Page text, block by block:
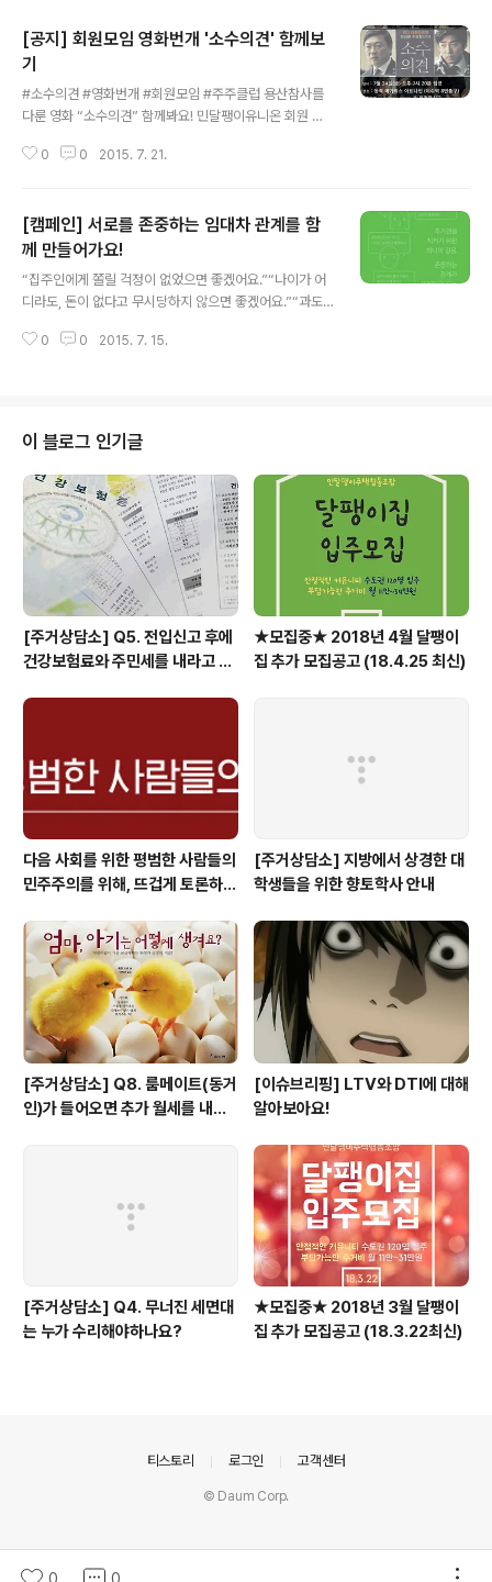
[공지] 회원모임 영화번개 '소수의견' 함께보
기
#소수의견 #영화번개 #회원모임 #주주클럽 용산참사를
다룬 영화 “소수의견” 함께봐요! 민달팽이유니온 회원 소
화번개를 열려고 합니다. 이번주 금요일 7시 이수역 메가
하나의 약속’ 그리고 11월 청년유니온, 복지국가청년네트
워크, 토닥토닥협동조합과 함께 본 ‘카트’에 이어 용산참사
를 다룬 ‘소수의견’을 함께 보려고 해요. 무엇보다 이번 모
임은 이제 2달여를 맞게된 민달팽이유니온 회원 소모임
‘주주클럽’이 함께 기획한 모임으로 금요일에 함께모여 회
원소모임 회원,조합원 분들과 만남의 자리를 가져도 좋을
0 0 2015. 7. 21.
[캠페인] 서로를 존중하는 임대차 관계를 함
께 만들어가요!
“집주인에게 쫄릴 걱정이 없었으면 좋겠어요.”“나이가 어
디라도, 돈이 없다고 무시당하지 않으면 좋겠어요.”“과도
계약을 한 건 아니에요.” 세입자로 살면서 한번쯤은 겪어봤
이 되는 '계약'을 함께 만들어가요! 이제, 우리 함께 이야기
를 나눠요. 그리고 지금, 존중하는 임대차 관계가 되기 위한
약속을 확인해보세요! ▶ https://goo.gl/liLeny
0 0 2015. 7. 15.
이 블로그 인기글
[주거상담소] Q5. 전입신고 후에
건강보험료와 주민세를 내라고 고
★모집중★ 2018년 4월 달팽이
집 추가 모집공고 (18.4.25 최신)
다음 사회를 위한 평범한 사람들의
민주주의를 위해, 뜨겁게 토론하고
[주거상담소] 지방에서 상경한 대
학생들을 위한 향토학사 안내
[주거상담소] Q8. 룸메이트(동거
인)가 들어오면 추가 월세를 내야
[이슈브리핑] LTV와 DTI에 대해
알아보아요!
[주거상담소] Q4. 무너진 세면대
는 누가 수리해야하나요?
★모집중★ 2018년 3월 달팽이
집 추가 모집공고 (18.3.22최신)
티스토리 로그인 고객센터
© Daum Corp.